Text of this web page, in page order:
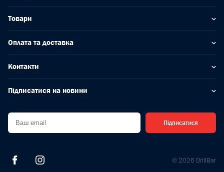
Товари
Оплата та доставка
Контакти
Підписатися на новини
Підписатися
© 2026 DrillBar